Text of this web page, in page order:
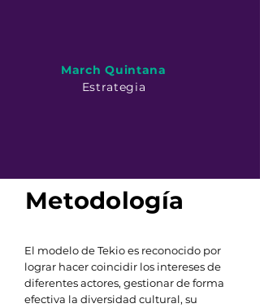
March Quintana
Estrategia
Metodología
El modelo de Tekio es reconocido por
lograr hacer coincidir los intereses de
diferentes actores, gestionar de forma
efectiva la diversidad cultural, su